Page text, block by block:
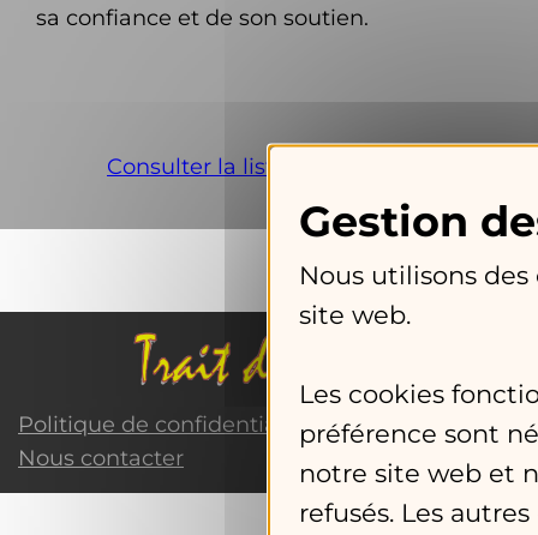
sa confiance et de son soutien.
Consulter la liste des bulletins
Politique de confidentialité
Nous contacter
Nous utilisons
site web.
Les cookies
préférence sont
notre site web et
refusés. Les